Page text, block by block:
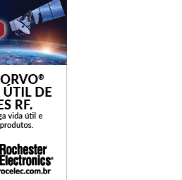
os adversários voem sob o
lateralmente pelo ambiente
dados do Relatório da
os adversários estão
de segurança tradicionais, com
de hosts não gerenciados,
sistemas não autorizados,
carecem de